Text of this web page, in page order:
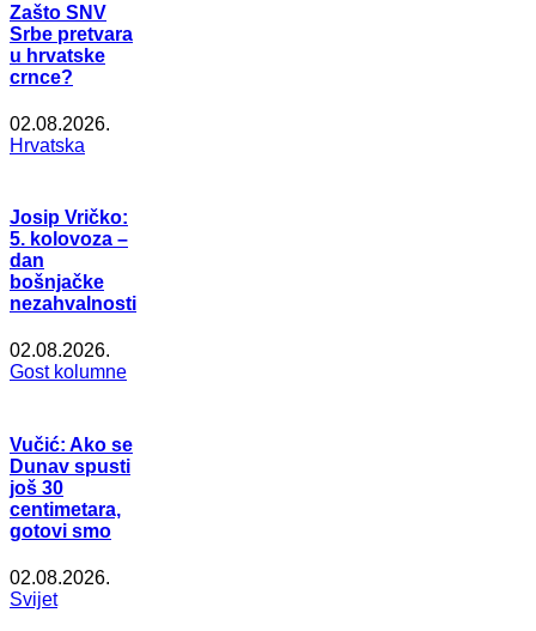
Zašto SNV
Srbe pretvara
u hrvatske
crnce?
02.08.2026.
Hrvatska
Josip Vričko:
5. kolovoza –
dan
bošnjačke
nezahvalnosti
02.08.2026.
Gost kolumne
Vučić: Ako se
Dunav spusti
još 30
centimetara,
gotovi smo
02.08.2026.
Svijet